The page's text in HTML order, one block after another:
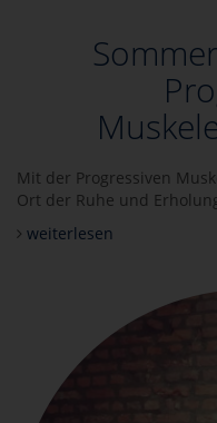
Mit der Progressiven
Ort der Ruhe und
weiterlesen